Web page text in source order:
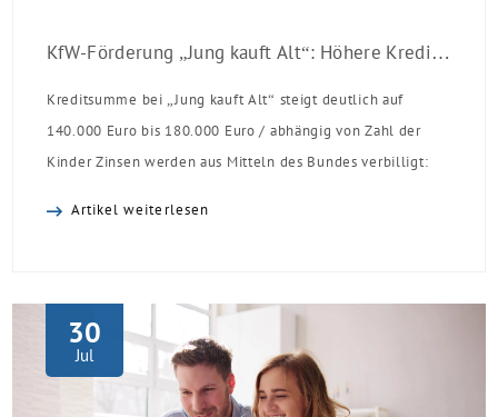
KfW-Förderung „Jung kauft Alt“: Höhere Kredite ab August 2026
Kreditsumme bei „Jung kauft Alt“ steigt deutlich auf
140.000 Euro bis 180.000 Euro / abhängig von Zahl der
Kinder Zinsen werden aus Mitteln des Bundes verbilligt:
Einzelmaßnahmen […]
Artikel weiterlesen
30
Jul